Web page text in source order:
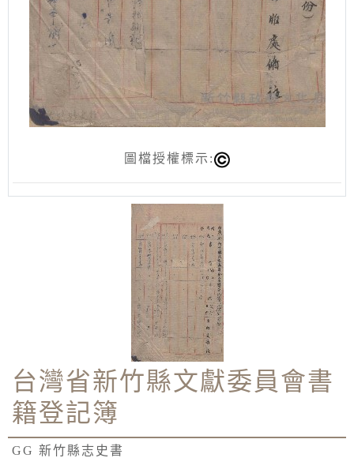
圖檔授權標示:
台灣省新竹縣文獻委員會書
籍登記簿
GG 新竹縣志史書